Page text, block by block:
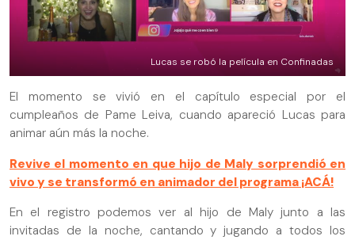
Lucas se robó la película en Confinadas
El momento se vivió en el capítulo especial por el
cumpleaños de Pame Leiva, cuando apareció Lucas para
animar aún más la noche.
Revive el momento en que hijo de Maly sorprendió en
vivo y se transformó en animador del programa ¡ACÁ!
En el registro podemos ver al hijo de Maly junto a las
invitadas de la noche, cantando y jugando a todos los